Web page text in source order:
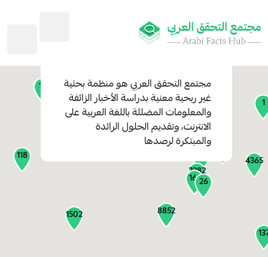
8852
127
45
2282
4365
1502
118
1113
26
1
161
مجتمع التحقق العربيهو منظمة بحثية
غير ربحية معنية بدراسة الأخبار الزائفة
والمعلومات المضللة باللغة العربية على
الانترنت، وتقديم الحلول الرائدة
والمبتكرة لرصدها